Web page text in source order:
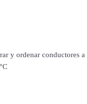
y ordenar conductores